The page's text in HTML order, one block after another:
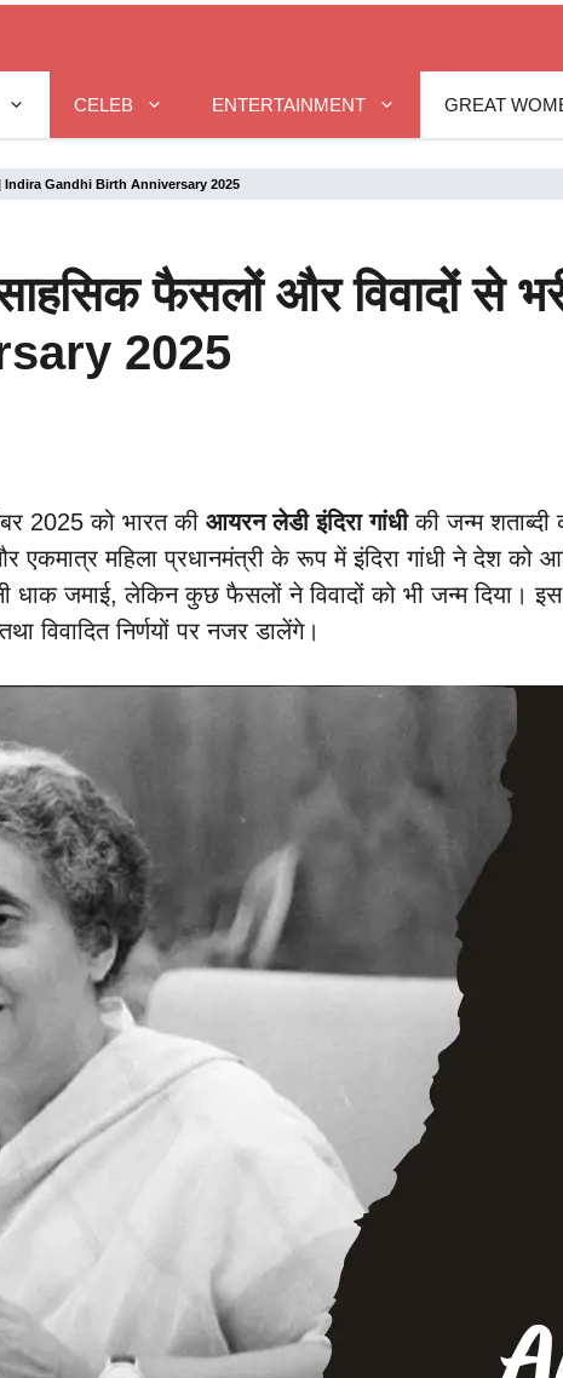
CELEB ENTERTAINMENT GREAT
| Indira Gandhi Birth Anniversary 2025
साहसिक फैसलों और विवादों से
2025
2025 को भारत की आयरन लेडी इंदिरा गांधीकी जन्म
एकमात्र महिला प्रधानमंत्री के रूप में इंदिरा गांधी ने देश को
धाक जमाई, लेकिन कुछ फैसलों ने विवादों को भी जन्म दिया।
विवादित निर्णयों पर नजर डालेंगे।